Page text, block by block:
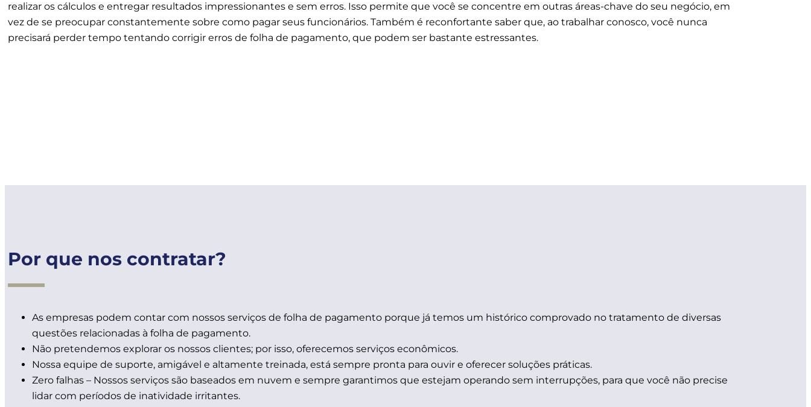
realizar os cálculos e entregar resultados impressionantes e sem erros. Isso permite que você se concentre em outras áreas-chave do seu negócio, em
vez de se preocupar constantemente sobre como pagar seus funcionários. Também é reconfortante saber que, ao trabalhar conosco, você nunca
precisará perder tempo tentando corrigir erros de folha de pagamento, que podem ser bastante estressantes.
Por que nos contratar?
As empresas podem contar com nossos serviços de folha de pagamento porque já temos um histórico comprovado no tratamento de diversas
questões relacionadas à folha de pagamento.
Não pretendemos explorar os nossos clientes; por isso, oferecemos serviços econômicos.
Nossa equipe de suporte, amigável e altamente treinada, está sempre pronta para ouvir e oferecer soluções práticas.
Zero falhas – Nossos serviços são baseados em nuvem e sempre garantimos que estejam operando sem interrupções, para que você não precise
lidar com períodos de inatividade irritantes.